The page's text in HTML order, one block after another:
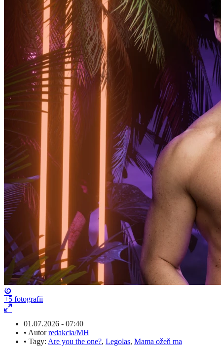
+5 fotografii
01.07.2026 - 07:40
• Autorredakcia/MH
• Tagy: Are you the one?, Legolas, Mama ožeň ma